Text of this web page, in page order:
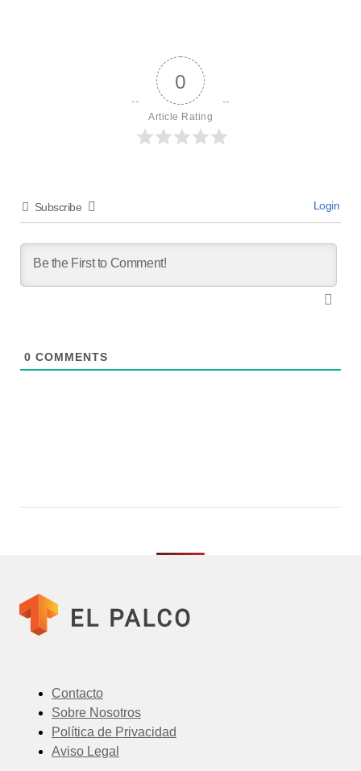
0
Article Rating
Subscribe Login
0 COMMENTS
Contacto
Sobre Nosotros
Política de Privacidad
Aviso Legal